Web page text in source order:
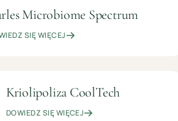
OD
ZŁ
KOSMETOLOGIA
PIELĘGNACYJNA
Microbiome Spectrum
SIĘ WIĘCEJ
OD
199
ZŁ
MODELOWANIE
Kriolipoliza CoolTech
DOWIEDZ SIĘ WIĘCEJ